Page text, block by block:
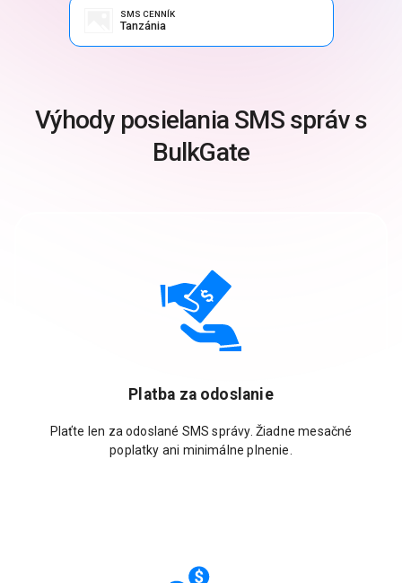
SMS CENNÍK
Tanzánia
Výhody posielania SMS správ s
BulkGate
Platba za odoslanie
Plaťte len za odoslané SMS správy. Žiadne mesačné
poplatky ani minimálne plnenie.